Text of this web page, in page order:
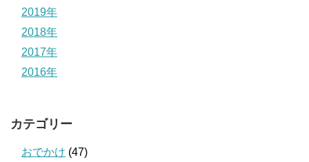
2019年
2018年
2017年
2016年
カテゴリー
おでかけ (47)